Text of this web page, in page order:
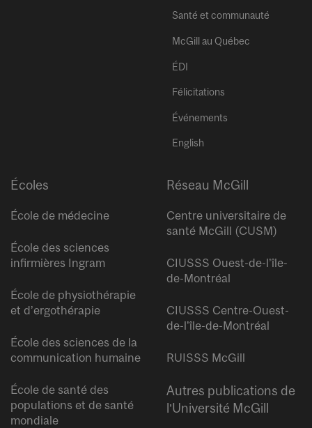
Santé et communauté
McGill au Québec
ÉDI
Félicitations
Événements
English
Écoles
École de médecine
École des sciences
infirmières Ingram
École de physiothérapie
et d’ergothérapie
École des sciences de la
communication humaine
École de santé des
populations et de santé
mondiale
Réseau McGill
Centre universitaire de
santé McGill (CUSM)
CIUSSS Ouest-de-l’île-
de-Montréal
CIUSSS Centre-Ouest-
de-l’île-de-Montréal
RUISSS McGill
Autres publications de
l’Université McGill